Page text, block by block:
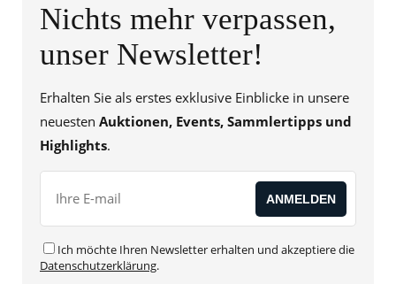
Nichts mehr verpassen,
unser Newsletter!
Erhalten Sie als erstes exklusive Einblicke in unsere
neuesten Auktionen, Events, Sammlertipps und
Highlights.
Ich möchte Ihren Newsletter erhalten und akzeptiere die
Datenschutzerklärung.